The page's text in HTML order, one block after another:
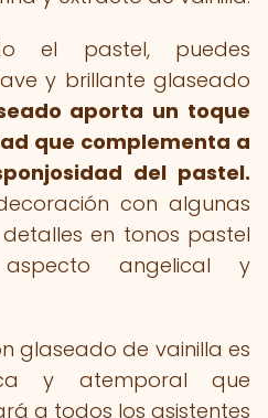
el pastel, puedes
y brillante glaseado
aporta un toque
que complementa a
del pastel.
con algunas
en tonos pastel
angelical y
glaseado de vainilla es
y atemporal que
a todos los asistentes